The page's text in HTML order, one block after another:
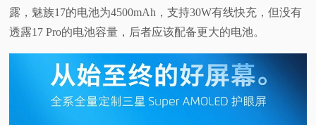
露，魅族17的电池为4500mAh，支持30W有线快充，但没有
透露17 Pro的电池容量，后者应该配备更大的电池。